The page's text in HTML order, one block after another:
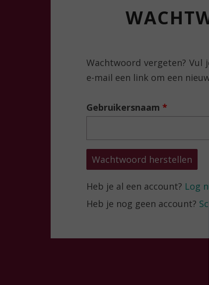
Wachtwoord vergeten? Vul
e-mail een link om een
Gebruikersnaam *
Heb je al een account? Log
Heb je nog geen account?